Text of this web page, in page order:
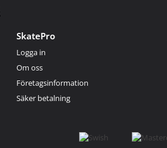
SkatePro
Logga in
Om oss
Företagsinformation
Säker betalning